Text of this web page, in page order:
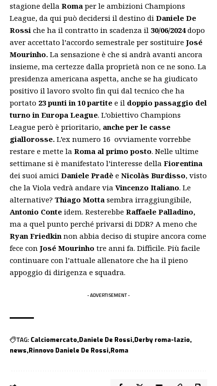
stagione della Roma per le ambizioni Champions
League, da qui può decidersi il destino di Daniele De
Rossi che ha il contratto in scadenza il 30/06/2024dopo
aver accettato l’accordo semestrale per sostituire José
Mourinho. La sensazione è che si andrà avanti ancora
insieme, ma certezze dalla proprietà non ce ne sono. La
presidenza americana aspetta, anche se ha giudicato
positivo il lavoro svolto fin qui dal tecnico che ha
portato 23 punti in 10 partite e il doppio passaggio del
turno in Europa League. L’obiettivo Champions
League però è prioritario, anche per le casse
giallorosse. L’ex numero 16 ovviamente vorrebbe
restare e mette la Roma al primo posto. Nelle ultime
settimane si è manifestato l’interesse della Fiorentina
dei suoi amici Daniele Pradè e Nicolàs Burdisso, visto
che la Viola vedrà andare via Vincenzo Italiano. Le
alternative? Thiago Motta sembra irraggiungibile,
Antonio Conte idem. Resterebbe Raffaele Palladino,
ma a quel punto perché privarsi di DDR? A meno che
Ryan Friedkin non abbia deciso di stupire ancora come
fece con José Mourinho tre anni fa. Difficile. Più facile
continuare con l’attuale allenatore che ha il pieno
appoggio di dirigenza e squadra.
- ADVERTISEMENT -
TAG: Calciomercato Daniele De Rossi Derby roma-lazio
news Rinnovo Daniele De Rossi Roma